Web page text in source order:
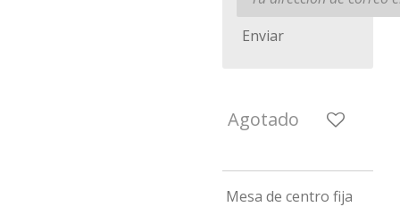
Enviar
Agotado
Mesa de centro fija